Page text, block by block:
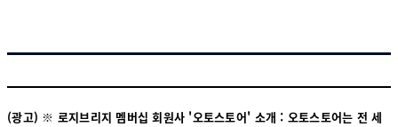
(광고) ※ 로지브리지 멤버십 회원사 '오토스토어' 소개 : 오토스토어는 전 세